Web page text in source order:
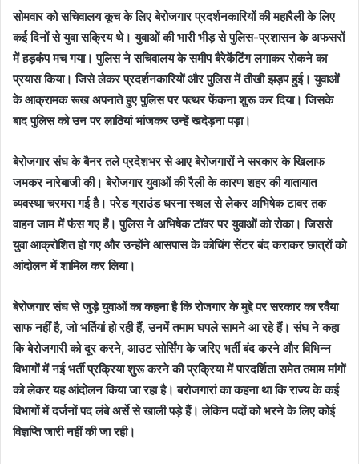
सोमवार को सचिवालय कूच के लिए बेरोजगार प्रदर्शनकारियों की महारैली के लिए
कई दिनों से युवा सक्रिय थे। युवाओं की भारी भीड़ से पुलिस-प्रशासन के अफसरों
में हड़कंप मच गया। पुलिस ने सचिवालय के समीप बैरेकेंटिंग लगाकर रोकने का
प्रयास किया। जिसे लेकर प्रदर्शनकारियों और पुलिस में तीखी झड़प हुई। युवाओं
के आक्रामक रूख अपनाते हुए पुलिस पर पत्थर फेंकना शुरू कर दिया। जिसके
बाद पुलिस को उन पर लाठियां भांजकर उन्हें खदेड़ना पड़ा।
बेरोजगार संघ के बैनर तले प्रदेशभर से आए बेरोजगारों ने सरकार के खिलाफ
जमकर नारेबाजी की। बेरोजगार युवाओं की रैली के कारण शहर की यातायात
व्यवस्था चरमरा गई है। परेड ग्राउंड धरना स्थल से लेकर अभिषेक टावर तक
वाहन जाम में फंस गए हैं। पुलिस ने अभिषेक टॉवर पर युवाओं को रोका। जिससे
युवा आक्रोशित हो गए और उन्होंने आसपास के कोचिंग सेंटर बंद कराकर छात्रों को
आंदोलन में शामिल कर लिया।
बेरोजगार संघ से जुड़े युवाओं का कहना है कि रोजगार के मुद्दे पर सरकार का रवैया
साफ नहीं है, जो भर्तियां हो रही हैं, उनमें तमाम घपले सामने आ रहे हैं। संघ ने कहा
कि बेरोजगारी को दूर करने, आउट सोर्सिंग के जरिए भर्ती बंद करने और विभिन्न
विभागों में नई भर्ती प्रक्रिया शुरू करने की प्रक्रिया में पारदर्शिता समेत तमाम मांगों
को लेकर यह आंदोलन किया जा रहा है। बरोजगारां का कहना था कि राज्य के कई
विभागों में दर्जनों पद लंबे अर्से से खाली पड़े हैं। लेकिन पदों को भरने के लिए कोई
विज्ञप्ति जारी नहीं की जा रही।